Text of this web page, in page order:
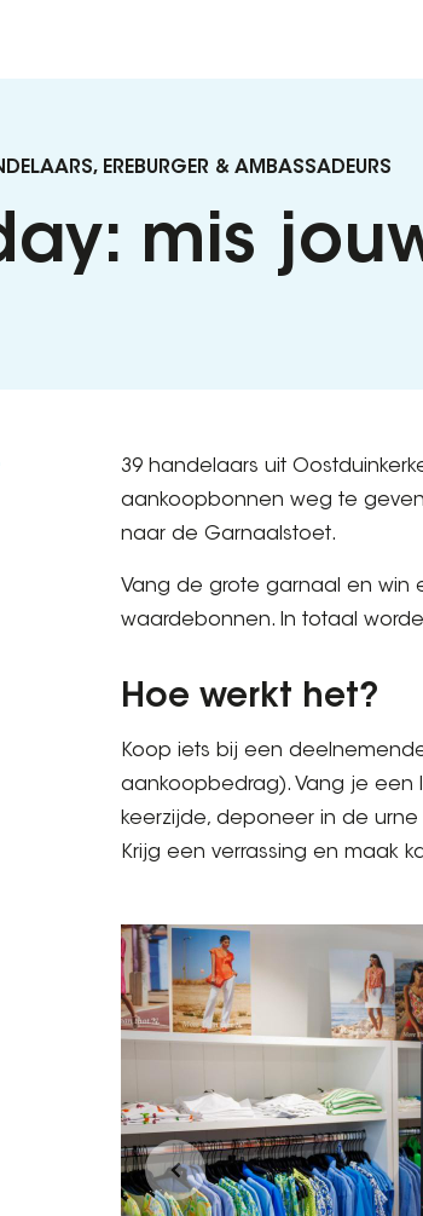
EREBURGER & AMBASSADEURS
mis
39 handelaars uit
aankoopbonnen weg te
naar de Garnaalstoet.
Vang de grote garnaal en win
waardebonnen. In totaal
Hoe werkt het?
Koop iets bij een
aankoopbedrag). Vang je een
keerzijde, deponeer in de
Krijg een verrassing en maak